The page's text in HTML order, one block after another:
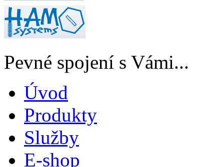
Pevné spojení s Vámi...
Úvod
Produkty
Služby
E-shop